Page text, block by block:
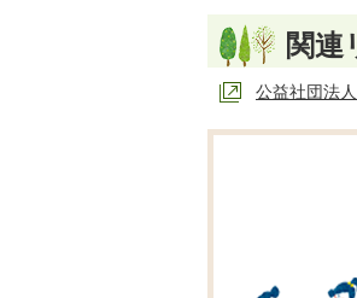
関連
公益社団法